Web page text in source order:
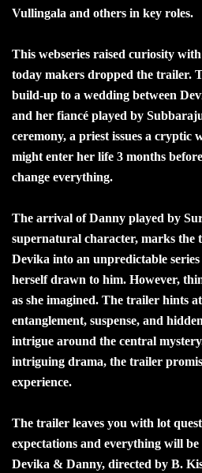
Vullingala and others in key roles.
This webseries raised curiosity
today makers dropped the trailer.
build-up to a wedding between
and her fiancé played by
ceremony, a priest issues a cryptic
might enter her life 3 months
change everything.
The arrival of Danny played by
supernatural character, marks
Devika into an unpredictable
herself drawn to him. However,
as she imagined. The trailer hints
entanglement, suspense, and
intrigue around the central
intriguing drama, the trailer
experience.
The trailer leaves you with lot
expectations and everything will
Devika & Danny, directed by B.